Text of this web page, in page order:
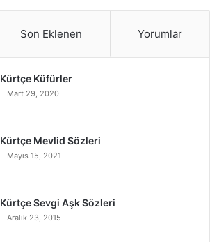
Son Eklenen Yorumlar
Kürtçe Küfürler
Mart 29, 2020
Kürtçe Mevlid Sözleri
Mayıs 15, 2021
Kürtçe Sevgi Aşk Sözleri
Aralık 23, 2015